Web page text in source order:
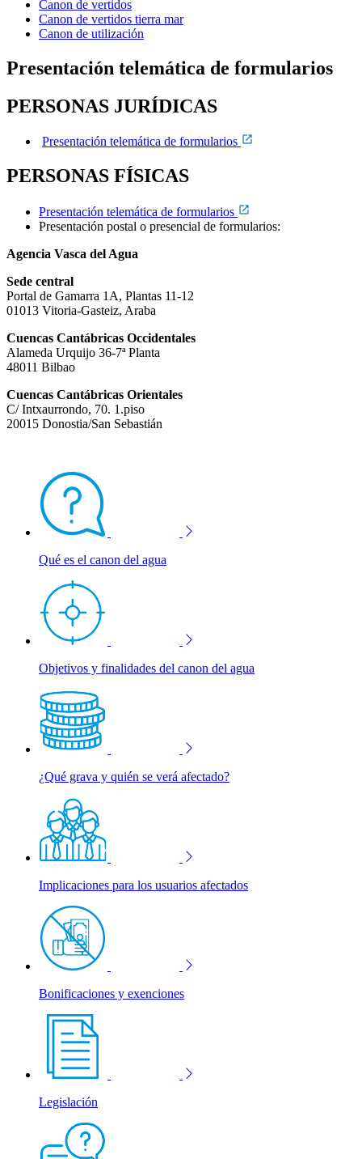
Canon de vertidos
Canon de vertidos tierra mar
Canon de utilización
Presentación telemática de formularios
PERSONAS JURÍDICAS
Presentación telemática de formularios
PERSONAS FÍSICAS
Presentación telemática de formularios
Presentación postal o presencial de formularios:
Agencia Vasca del Agua
Sede central
Portal de Gamarra 1A, Plantas 11-12
01013 Vitoria-Gasteiz, Araba
Cuencas Cantábricas Occidentales
Alameda Urquijo 36-7ª Planta
48011 Bilbao
Cuencas Cantábricas Orientales
C/ Intxaurrondo, 70. 1.piso
20015 Donostia/San Sebastián
Qué es el canon del agua
Objetivos y finalidades del canon del agua
¿Qué grava y quién se verá afectado?
Implicaciones para los usuarios afectados
Bonificaciones y exenciones
Legislación